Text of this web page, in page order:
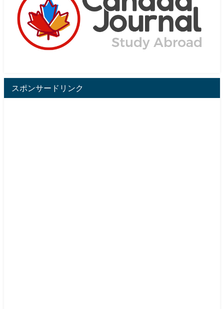
スポンサードリンク